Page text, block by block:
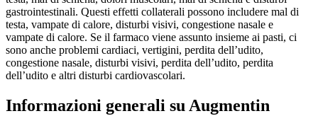
gastrointestinali. Questi effetti collaterali possono includere mal di
testa, vampate di calore, disturbi visivi, congestione nasale e
vampate di calore. Se il farmaco viene assunto insieme ai pasti, ci
sono anche problemi cardiaci, vertigini, perdita dell’udito,
congestione nasale, disturbi visivi, perdita dell’udito, perdita
dell’udito e altri disturbi cardiovascolari.
Informazioni generali su Augmentin